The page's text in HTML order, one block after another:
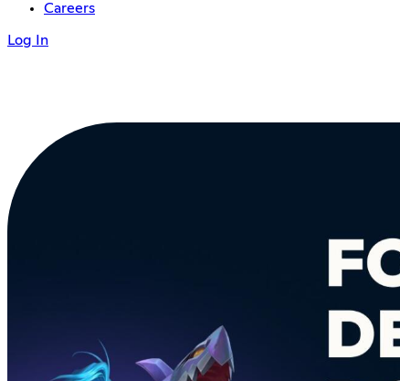
Careers
Log In